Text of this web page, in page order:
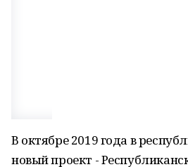
В октябре 2019 года в
новый проект -